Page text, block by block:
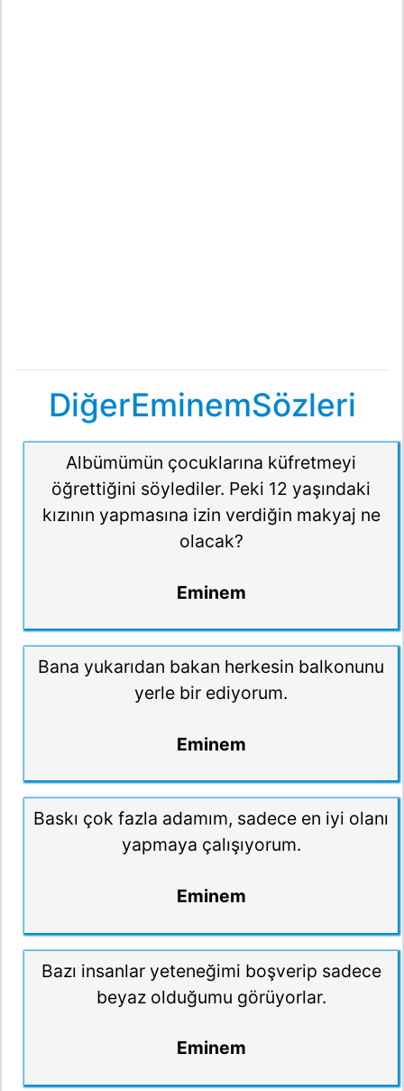
DiğerEminemSözleri
Albümümün çocuklarına küfretmeyi
öğrettiğini söylediler. Peki 12 yaşındaki
kızının yapmasına izin verdiğin makyaj ne
olacak?
Eminem
Bana yukarıdan bakan herkesin balkonunu
yerle bir ediyorum.
Eminem
Baskı çok fazla adamım, sadece en iyi olanı
yapmaya çalışıyorum.
Eminem
Bazı insanlar yeteneğimi boşverip sadece
beyaz olduğumu görüyorlar.
Eminem